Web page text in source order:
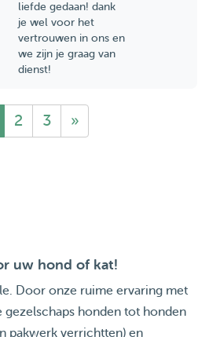
liefde gedaan! dank
je wel voor het
vertrouwen in ons en
we zijn je graag van
dienst!
2 3 »
uw hond of kat!
Door onze ruime ervaring met
honden tot honden
pakwerk verrichtten) en